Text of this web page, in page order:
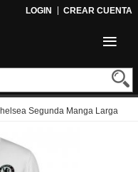
LOGIN CREAR CUENTA
Segunda Manga Larga